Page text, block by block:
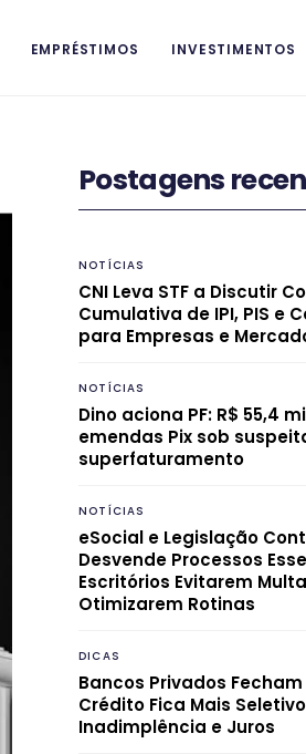
EMPRÉSTIMOS INVESTIMENTOS
Postagens
NOTÍCIAS
CNI Leva STF a Discutir
Cumulativa de IPI, PIS e
para Empresas e
NOTÍCIAS
Dino aciona PF: R$ 55,4
emendas Pix sob
superfaturamento
NOTÍCIAS
eSocial e Legislação
Desvende Processos
Escritórios Evitarem
Otimizarem Rotinas
DICAS
Bancos Privados
Crédito Fica Mais
Inadimplência e Juros